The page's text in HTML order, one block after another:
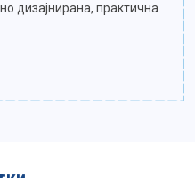
дизајнирана, практична